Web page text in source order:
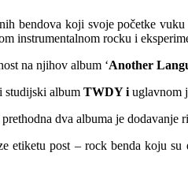
bendova koji svoje početke
instrumentalnom rocku i
na njihov album ‘Another
studijski album TWDY i uglavnom
dva albuma je
etiketu post – rock benda koju